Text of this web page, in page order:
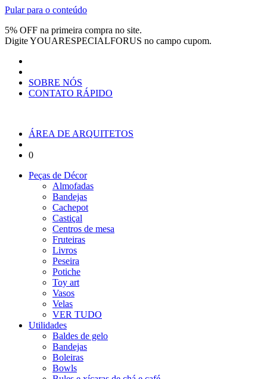
Pular para o conteúdo
5% OFF na primeira compra no site.
DigiteYOUARESPECIALFORUS no campo cupom.
SOBRE NÓS
CONTATO RÁPIDO
ÁREA DE ARQUITETOS
0
Peças de Décor
Almofadas
Bandejas
Cachepot
Castiçal
Centros de mesa
Fruteiras
Livros
Peseira
Potiche
Toy art
Vasos
Velas
VER TUDO
Utilidades
Baldes de gelo
Bandejas
Boleiras
Bowls